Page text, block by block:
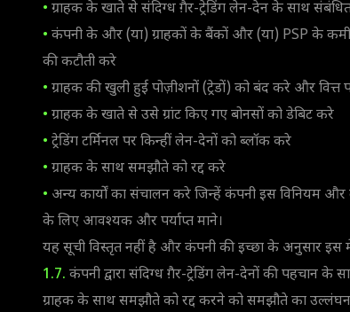
• ग्राहक के खाते से संदिग्ध ग़ैर-ट्रेडिंग लेन-देन के साथ
• कंपनी के और (या) ग्राहकों के बैंकों और (या) PSP के
की कटौती करे
• ग्राहक की खुली हुई पोज़ीशनों (ट्रेडों) को बंद करे और
• ग्राहक के खाते से उसे ग्रांट किए गए बोनसों को डेबिट करे
• ट्रेडिंग टर्मिनल पर किन्हीं लेन-देनों को ब्लॉक करे
• ग्राहक के साथ समझौते को रद्द करे
• अन्य कार्यों का संचालन करे जिन्हें कंपनी इस विनियम
के लिए आवश्यक और पर्याप्त माने।
यह सूची विस्तृत नहीं है और कंपनी की इच्छा के अनुसार इस
1.7. कंपनी द्वारा संदिग्ध ग़ैर-ट्रेडिंग लेन-देनों की पहचान
ग्राहक के साथ समझौते को रद्द करने को समझौते का